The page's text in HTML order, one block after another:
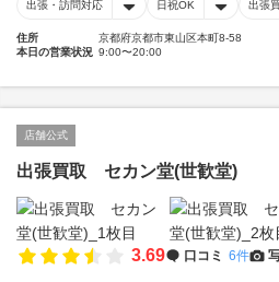
出張・訪問対応 日祝OK 出張
住所
京都府京都市東山区本町8-58
本日の営業状況 9:00〜20:00
店舗公式
出張買取 セカン堂(世歓堂)
3.69 口コミ 6件